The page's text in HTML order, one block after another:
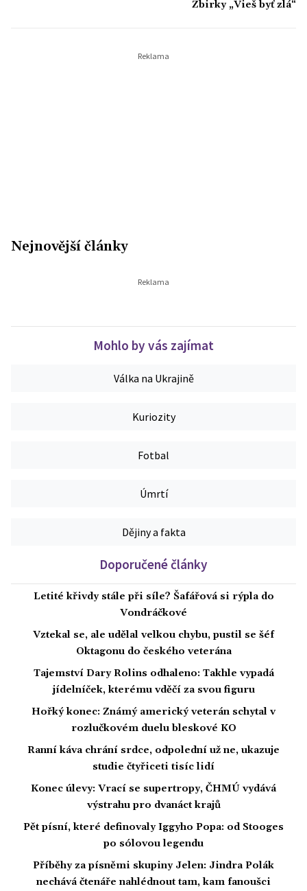
Žbirky „Vieš byť zlá“
Nejnovější články
Mohlo by vás zajímat
Válka na Ukrajině
Kuriozity
Fotbal
Úmrtí
Dějiny a fakta
Doporučené články
Letité křivdy stále při síle? Šafářová si rýpla do
Vondráčkové
Vztekal se, ale udělal velkou chybu, pustil se šéf
Oktagonu do českého veterána
Tajemství Dary Rolins odhaleno: Takhle vypadá
jídelníček, kterému vděčí za svou figuru
Hořký konec: Známý americký veterán schytal v
rozlučkovém duelu bleskové KO
Ranní káva chrání srdce, odpolední už ne, ukazuje
studie čtyřiceti tisíc lidí
Konec úlevy: Vrací se supertropy, ČHMÚ vydává
výstrahu pro dvanáct krajů
Pět písní, které definovaly Iggyho Popa: od Stooges
po sólovou legendu
Příběhy za písněmi skupiny Jelen: Jindra Polák
nechává čtenáře nahlédnout tam, kam fanoušci